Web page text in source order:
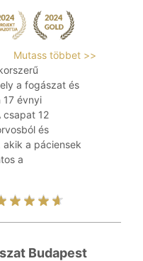
Mutass többet >>
a fogászat és
17 évnyi
csapat 12
és
akik a páciensek
a
Budapest